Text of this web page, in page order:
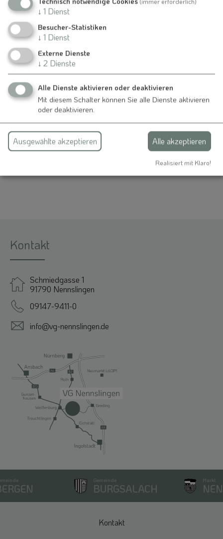
Bergen
Kontakt
Jagdgenossenschaft Thalmannsfeld
Herr Thomas Auernhammer
Thalmannsfeld
Hauptstraße 31
91790 Bergen
09147 940568
Kontakt
Schmiedgasse 1
91790 Nennslingen
09147-9411-0
info@vg-nennslingen.de
Gemeinde
BURGSALACH
Markt
Kontakt
↓ 1 Dienst
Besucher-Statistiken
↓ 1 Dienst
Externe Dienste
↓ 2 Dienste
Alle Dienste aktivieren oder deaktivieren
Mit diesem Schalter können Sie alle Dienste aktivieren
oder deaktivieren.
Ausgewählte akzeptieren Alle akzeptieren
Realisiert mit Klaro!